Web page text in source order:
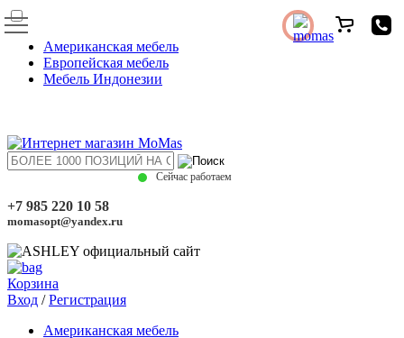
Американская мебель
Европейская мебель
Мебель Индонезии
Сейчас работаем
+7 985 220 10 58
momasopt@yandex.ru
Корзина
Вход /Регистрация
Американская мебель